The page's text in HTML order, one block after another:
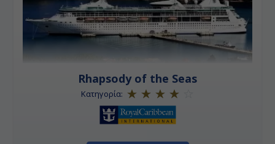
Rhapsody of the Seas
Κατηγορία: